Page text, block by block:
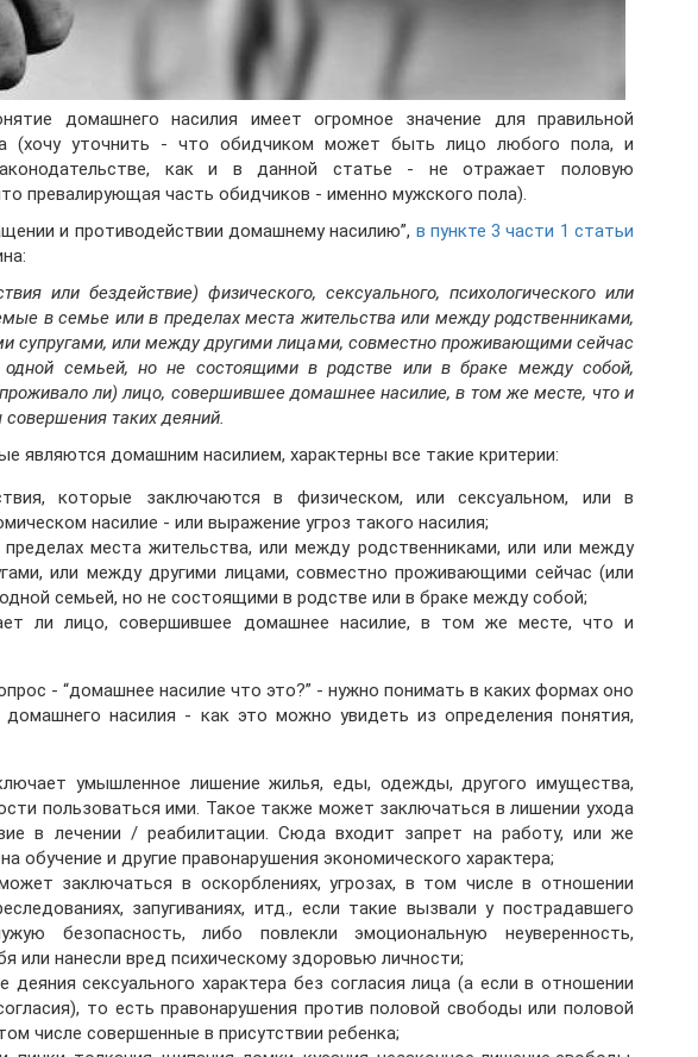
домашнего насилия имеет огромное значение для правильной
(хочу уточнить - что обидчиком может быть лицо любого пола, и
как и в данной статье - не отражает половую
превалирующая часть обидчиков - именно мужского пола).
и противодействии домашнему насилию”, в пункте 3 части 1 статьи
или бездействие) физического, сексуального, психологического или
в семье или в пределах места жительства или между родственниками,
или между другими лицами, совместно проживающими сейчас
семьей, но не состоящими в родстве или в браке между собой,
ли) лицо, совершившее домашнее насилие, в том же месте, что и
таких деяний.
являются домашним насилием, характерны все такие критерии:
которые заключаются в физическом, или сексуальном, или в
насилие - или выражение угроз такого насилия;
места жительства, или между родственниками, или или между
или между другими лицами, совместно проживающими сейчас (или
семьей, но не состоящими в родстве или в браке между собой;
ли лицо, совершившее домашнее насилие, в том же месте, что и
- “домашнее насилие что это?” - нужно понимать в каких формах оно
насилия - как это можно увидеть из определения понятия,
умышленное лишение жилья, еды, одежды, другого имущества,
пользоваться ими. Такое также может заключаться в лишении ухода
в лечении / реабилитации. Сюда входит запрет на работу, или же
обучение и другие правонарушения экономического характера;
заключаться в оскорблениях, угрозах, в том числе в отношении
запугиваниях, итд., если такие вызвали у пострадавшего
безопасность, либо повлекли эмоциональную неуверенность,
или нанесли вред психическому здоровью личности;
деяния сексуального характера без согласия лица (а если в отношении
то есть правонарушения против половой свободы или половой
числе совершенные в присутствии ребенка;